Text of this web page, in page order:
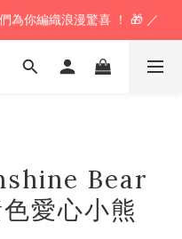
！ 最 快 翌 日 送 到 ！⚡️
為你編織浪漫驚喜 ！ 🎁 ／
！ 最 快 翌 日 送 到 ！⚡️
Bear
愛心小熊